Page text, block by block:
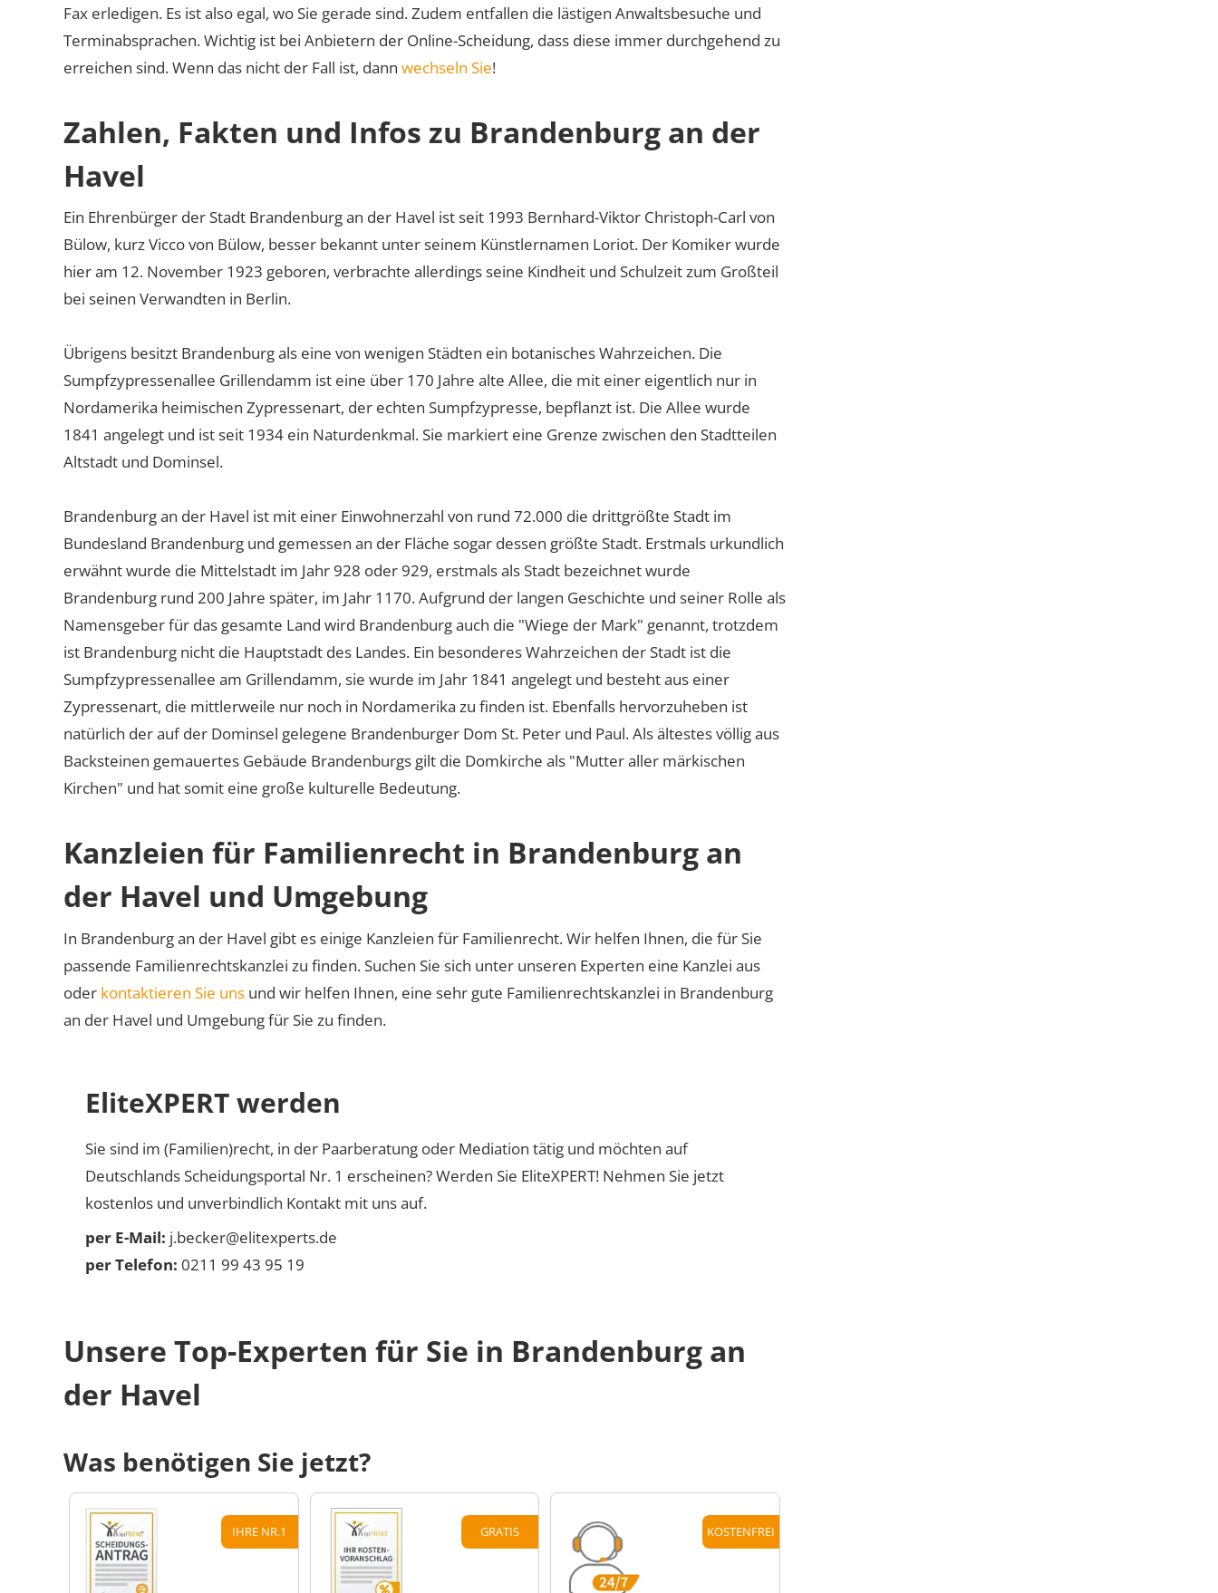
Fax erledigen. Es ist also egal, wo Sie gerade sind. Zudem entfallen die lästigen Anwaltsbesuche und
Terminabsprachen. Wichtig ist bei Anbietern der Online-Scheidung, dass diese immer durchgehend zu
erreichen sind. Wenn das nicht der Fall ist, dann wechseln Sie!
Zahlen, Fakten und Infos zu Brandenburg an der
Havel
Ein Ehrenbürger der Stadt Brandenburg an der Havel ist seit 1993 Bernhard-Viktor Christoph-Carl von
Bülow, kurz Vicco von Bülow, besser bekannt unter seinem Künstlernamen Loriot. Der Komiker wurde
hier am 12. November 1923 geboren, verbrachte allerdings seine Kindheit und Schulzeit zum Großteil
bei seinen Verwandten in Berlin.
Übrigens besitzt Brandenburg als eine von wenigen Städten ein botanisches Wahrzeichen. Die
Sumpfzypressenallee Grillendamm ist eine über 170 Jahre alte Allee, die mit einer eigentlich nur in
Nordamerika heimischen Zypressenart, der echten Sumpfzypresse, bepflanzt ist. Die Allee wurde
1841 angelegt und ist seit 1934 ein Naturdenkmal. Sie markiert eine Grenze zwischen den Stadtteilen
Altstadt und Dominsel.
Brandenburg an der Havel ist mit einer Einwohnerzahl von rund 72.000 die drittgrößte Stadt im
Bundesland Brandenburg und gemessen an der Fläche sogar dessen größte Stadt. Erstmals urkundlich
erwähnt wurde die Mittelstadt im Jahr 928 oder 929, erstmals als Stadt bezeichnet wurde
Brandenburg rund 200 Jahre später, im Jahr 1170. Aufgrund der langen Geschichte und seiner Rolle als
Namensgeber für das gesamte Land wird Brandenburg auch die "Wiege der Mark" genannt, trotzdem
ist Brandenburg nicht die Hauptstadt des Landes. Ein besonderes Wahrzeichen der Stadt ist die
Sumpfzypressenallee am Grillendamm, sie wurde im Jahr 1841 angelegt und besteht aus einer
Zypressenart, die mittlerweile nur noch in Nordamerika zu finden ist. Ebenfalls hervorzuheben ist
natürlich der auf der Dominsel gelegene Brandenburger Dom St. Peter und Paul. Als ältestes völlig aus
Backsteinen gemauertes Gebäude Brandenburgs gilt die Domkirche als "Mutter aller märkischen
Kirchen" und hat somit eine große kulturelle Bedeutung.
Kanzleien für Familienrecht in Brandenburg an
der Havel und Umgebung
In Brandenburg an der Havel gibt es einige Kanzleien für Familienrecht. Wir helfen Ihnen, die für Sie
passende Familienrechtskanzlei zu finden. Suchen Sie sich unter unseren Experten eine Kanzlei aus
oder kontaktieren Sie uns und wir helfen Ihnen, eine sehr gute Familienrechtskanzlei in Brandenburg
an der Havel und Umgebung für Sie zu finden.
EliteXPERT werden
Sie sind im (Familien)recht, in der Paarberatung oder Mediation tätig und möchten auf
Deutschlands Scheidungsportal Nr. 1 erscheinen? Werden Sie EliteXPERT! Nehmen Sie jetzt
kostenlos und unverbindlich Kontakt mit uns auf.
per E-Mail: j.becker@elitexperts.de
per Telefon: 0211 99 43 95 19
Unsere Top-Experten für Sie in Brandenburg an
der Havel
Was benötigen Sie jetzt?
IHRE NR.1 GRATIS KOSTENFREI